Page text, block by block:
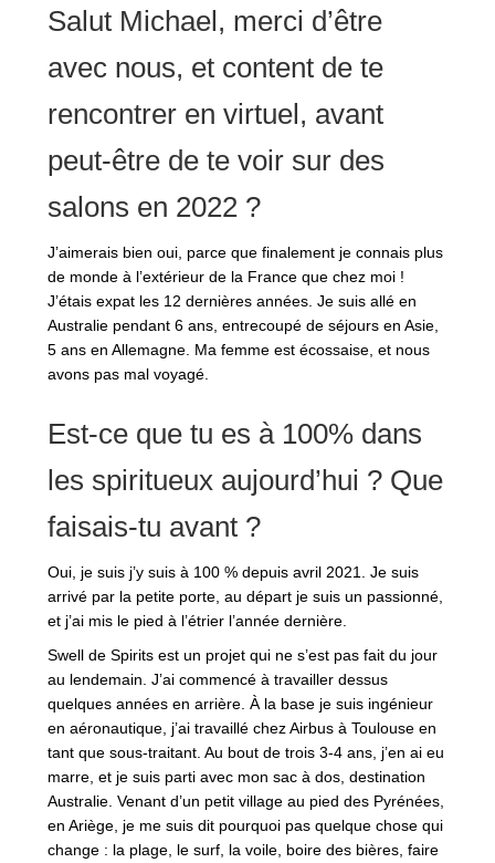
Salut Michael, merci d’être
avec nous, et content de te
rencontrer en virtuel, avant
peut-être de te voir sur des
salons en 2022 ?
J’aimerais bien oui, parce que finalement je connais plus
de monde à l’extérieur de la France que chez moi !
J’étais expat les 12 dernières années. Je suis allé en
Australie pendant 6 ans, entrecoupé de séjours en Asie,
5 ans en Allemagne. Ma femme est écossaise, et nous
avons pas mal voyagé.
Est-ce que tu es à 100% dans
les spiritueux aujourd’hui ? Que
faisais-tu avant ?
Oui, je suis j’y suis à 100 % depuis avril 2021. Je suis
arrivé par la petite porte, au départ je suis un passionné,
et j’ai mis le pied à l’étrier l’année dernière.
Swell de Spirits est un projet qui ne s’est pas fait du jour
au lendemain. J’ai commencé à travailler dessus
quelques années en arrière. À la base je suis ingénieur
en aéronautique, j’ai travaillé chez Airbus à Toulouse en
tant que sous-traitant. Au bout de trois 3-4 ans, j’en ai eu
marre, et je suis parti avec mon sac à dos, destination
Australie. Venant d’un petit village au pied des Pyrénées,
en Ariège, je me suis dit pourquoi pas quelque chose qui
change : la plage, le surf, la voile, boire des bières, faire